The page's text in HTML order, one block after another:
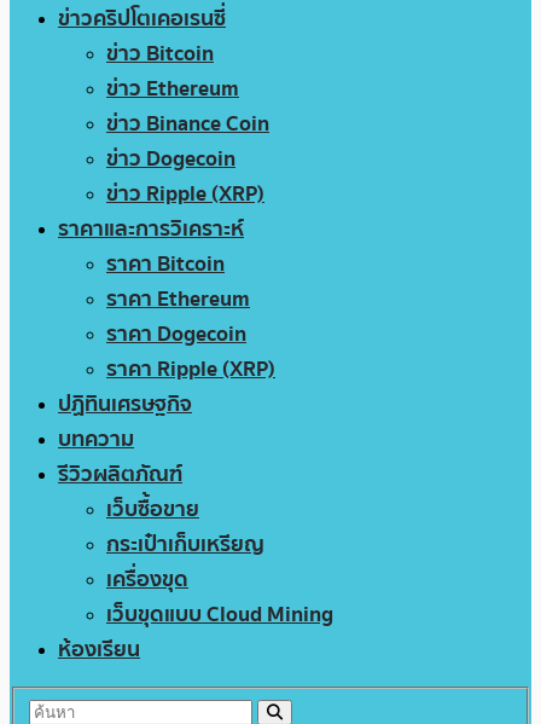
ข่าวคริปโตเคอเรนซี่
ข่าว Bitcoin
ข่าว Ethereum
ข่าว Binance Coin
ข่าว Dogecoin
ข่าว Ripple (XRP)
ราคาและการวิเคราะห์
ราคา Bitcoin
ราคา Ethereum
ราคา Dogecoin
ราคา Ripple (XRP)
ปฏิทินเศรษฐกิจ
บทความ
รีวิวผลิตภัณฑ์
เว็บซื้อขาย
กระเป๋าเก็บเหรียญ
เครื่องขุด
เว็บขุดแบบ Cloud Mining
ห้องเรียน